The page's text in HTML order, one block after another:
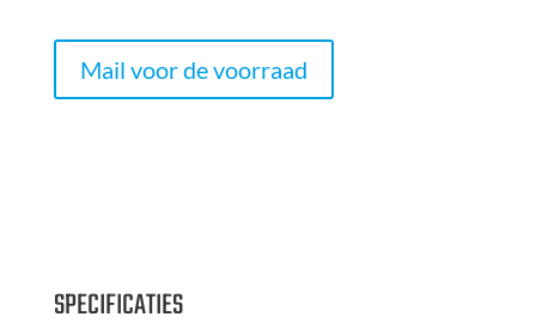
Mail voor de voorraad
SPECIFICATIES